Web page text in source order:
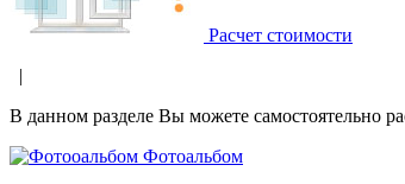
Расчет стоимости
|
В данном разделе Вы можете самостоятельно
Фотоальбом